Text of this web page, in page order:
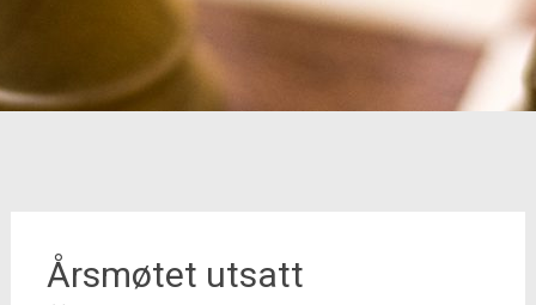
Årsmøtet utsatt